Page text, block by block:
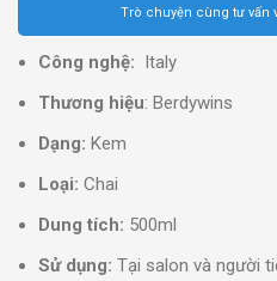
Trò chuyện cùng tư vấn
Công nghệ: Italy
Thương hiệu: Berdywins
Dạng: Kem
Loại: Chai
Dung tích: 500ml
Sử dụng: Tại salon và người